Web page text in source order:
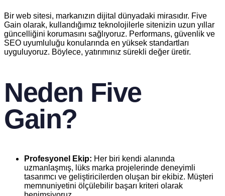
Bir web sitesi, markanızın dijital dünyadaki mirasıdır. Five
Gain olarak, kullandığımız teknolojilerle sitenizin uzun yıllar
güncelliğini korumasını sağlıyoruz. Performans, güvenlik ve
SEO uyumluluğu konularında en yüksek standartları
uyguluyoruz. Böylece, yatırımınız sürekli değer üretir.
Neden Five
Gain?
Profesyonel Ekip: Her biri kendi alanında
uzmanlaşmış, lüks marka projelerinde deneyimli
tasarımcı ve geliştiricilerden oluşan bir ekibiz. Müşteri
memnuniyetini ölçülebilir başarı kriteri olarak